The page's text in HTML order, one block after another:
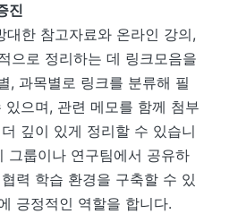
진
대한 참고자료와 온라인 강의,
으로 정리하는 데 링크모음을
, 과목별로 링크를 분류해 필
으며, 관련 메모를 함께 첨부
깊이 있게 정리할 수 있습니
그룹이나 연구팀에서 공유하
력 학습 환경을 구축할 수 있
긍정적인 역할을 합니다.